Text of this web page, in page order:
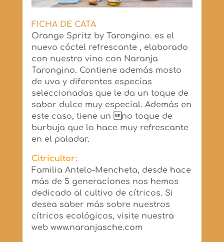
FICHA DE CATA
Orange Spritz by Tarongino. es el
nuevo cóctel refrescante , elaborado
con nuestro vino con Naranja
Tarongino. Contiene además mosto
de uva y diferentes especias
seleccionadas que le da un toque de
sabor dulce muy especial. Además en
este caso, tiene un no toque de
burbuja que lo hace muy refrescante
en el paladar.
Citricultor:
Familia Antelo-Mencheta, desde hace
más de 5 generaciones nos hemos
dedicado al cultivo de cítricos. Si
desea saber más sobre nuestros
cítricos ecológicos, visite nuestra
web www.naranjasche.com